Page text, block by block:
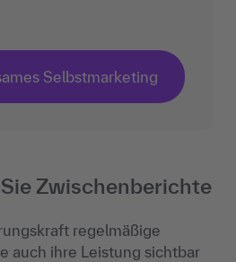
Selbstmarketing
Zwischenberichte
regelmäßige
auch ihre Leistung sichtbar